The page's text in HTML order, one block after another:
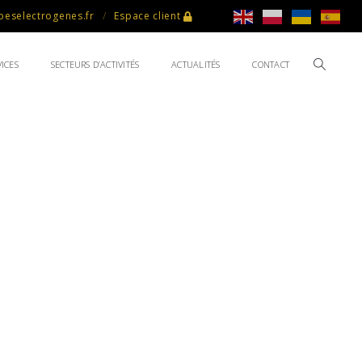
Espace client
SECTEURS D’ACTIVITÉS ACTUALITÉS CONTACT